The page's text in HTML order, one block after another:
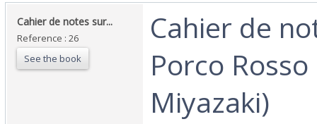
‎Cahier de notes sur... ‎
Reference : 26
See the book
‎Cahier de
Porco
Miyazaki)‎